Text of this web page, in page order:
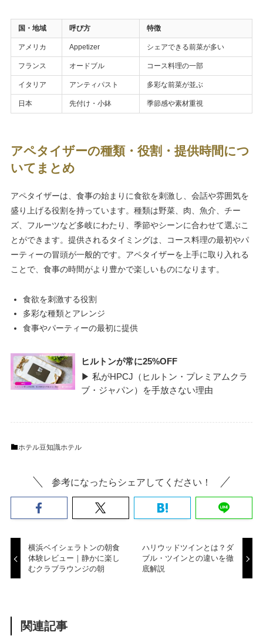
国・地域 呼び方 特徴
アメリカ Appetizer シェアできる前菜が多い
フランス オードブル コース料理の一部
イタリア アンティパスト 多彩な前菜が並ぶ
日本 先付け・小鉢 季節感や素材重視
アペタイザーの種類・役割・提供時間につ
いてまとめ
アペタイザーは、食事の始まりに食欲を刺激し、会話や雰囲気を
盛り上げる役割を持っています。種類は野菜、肉、魚介、チー
ズ、フルーツなど多岐にわたり、季節やシーンに合わせて選ぶこ
とができます。提供されるタイミングは、コース料理の最初やパ
ーティーの冒頭が一般的です。アペタイザーを上手に取り入れる
ことで、食事の時間がより豊かで楽しいものになります。
食欲を刺激する役割
多彩な種類とアレンジ
食事やパーティーの最初に提供
ヒルトンが常に25%OFF
▶ 私がHPCJ（ヒルトン・プレミアムクラ
ブ・ジャパン）を手放さない理由
ホテル豆知識ホテル
参考になったらシェアしてください！
横浜ベイシェラトンの朝食
体験レビュー｜静かに楽し
むクラブラウンジの朝
ハリウッドツインとは？ダ
ブル・ツインとの違いを徹
底解説
関連記事